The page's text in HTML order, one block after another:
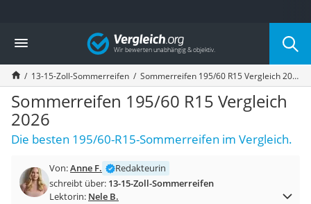
Die beliebtesten Vergleiche nach Kategorie
Auto & Motor
Fahrradträger-Anhängerkupplung (4 Fahrräder)
Fahrradträger
Fahrradträger (Anhängerkupplung)
Fahrradträger 3 Fahrräder
Benzinkanister (20 l)
Dashcam
Benzinkanister
Marderschreck
Vergleich
13-15-Zoll-Sommerreifen Sommerreifen 195/60 R15 Vergleich 2026
Sommerreifen 195/60 R15 Vergleich
2026
Die besten 195/60-R15-Sommerreifen im Vergleich.
Von:Anne F.
Redakteurin
schreibt über: 13-15-Zoll-Sommerreifen
Lektorin: Nele B.